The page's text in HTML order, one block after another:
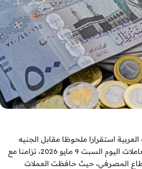
استقرارا ملحوظا مقابل الجنيه
المصري خلال بداية تعاملات اليوم السبت 9 مايو 2026، تزامنا مع
المصرفي، حيث حافظت العملات